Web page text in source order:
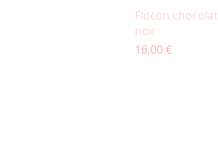
Aperçu rapide
Flocon chocolat
noir
Prix
16,00 €